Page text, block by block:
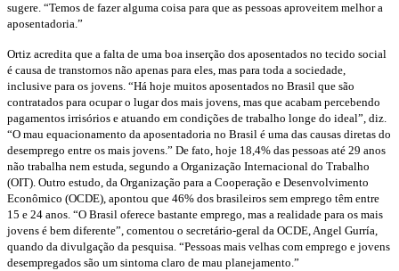
sugere. “Temos de fazer alguma coisa para que as pessoas aproveitem melhor a
aposentadoria.”
Ortiz acredita que a falta de uma boa inserção dos aposentados no tecido social
é causa de transtornos não apenas para eles, mas para toda a sociedade,
inclusive para os jovens. “Há hoje muitos aposentados no Brasil que são
contratados para ocupar o lugar dos mais jovens, mas que acabam percebendo
pagamentos irrisórios e atuando em condições de trabalho longe do ideal”, diz.
“O mau equacionamento da aposentadoria no Brasil é uma das causas diretas do
desemprego entre os mais jovens.” De fato, hoje 18,4% das pessoas até 29 anos
não trabalha nem estuda, segundo a Organização Internacional do Trabalho
(OIT). Outro estudo, da Organização para a Cooperação e Desenvolvimento
Econômico (OCDE), apontou que 46% dos brasileiros sem emprego têm entre
15 e 24 anos. “O Brasil oferece bastante emprego, mas a realidade para os mais
jovens é bem diferente”, comentou o secretário-geral da OCDE, Angel Gurría,
quando da divulgação da pesquisa. “Pessoas mais velhas com emprego e jovens
desempregados são um sintoma claro de mau planejamento.”